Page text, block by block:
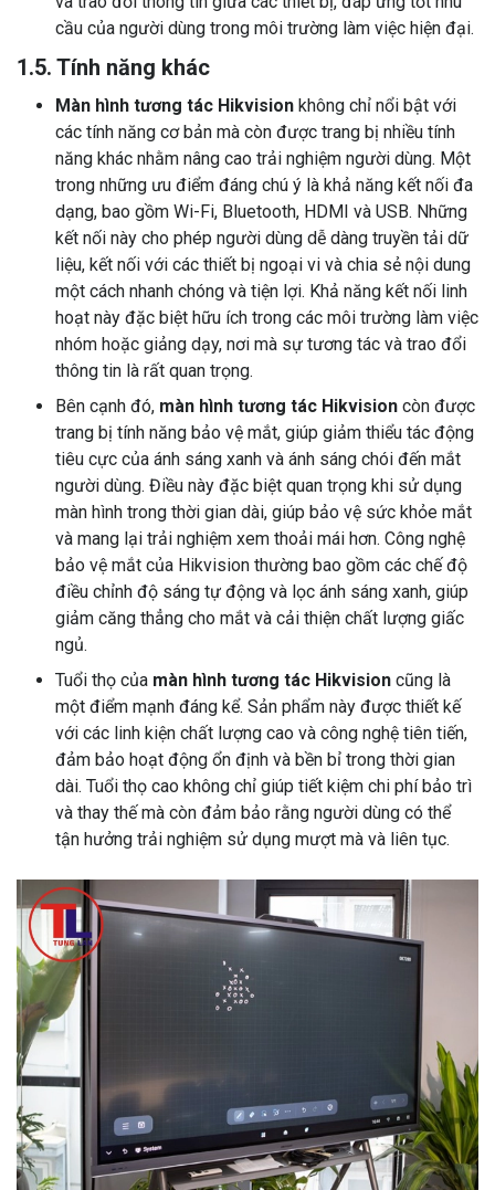
cầu của người dùng trong môi trường làm việc hiện đại.
1.5. Tính năng khác
Màn hình tương tác Hikvision không chỉ nổi bật với
các tính năng cơ bản mà còn được trang bị nhiều tính
năng khác nhằm nâng cao trải nghiệm người dùng. Một
trong những ưu điểm đáng chú ý là khả năng kết nối đa
dạng, bao gồm Wi-Fi, Bluetooth, HDMI và USB. Những
kết nối này cho phép người dùng dễ dàng truyền tải dữ
liệu, kết nối với các thiết bị ngoại vi và chia sẻ nội dung
một cách nhanh chóng và tiện lợi. Khả năng kết nối linh
hoạt này đặc biệt hữu ích trong các môi trường làm việc
nhóm hoặc giảng dạy, nơi mà sự tương tác và trao đổi
thông tin là rất quan trọng.
Bên cạnh đó, màn hình tương tác Hikvision còn được
trang bị tính năng bảo vệ mắt, giúp giảm thiểu tác động
tiêu cực của ánh sáng xanh và ánh sáng chói đến mắt
người dùng. Điều này đặc biệt quan trọng khi sử dụng
màn hình trong thời gian dài, giúp bảo vệ sức khỏe mắt
và mang lại trải nghiệm xem thoải mái hơn. Công nghệ
bảo vệ mắt của Hikvision thường bao gồm các chế độ
điều chỉnh độ sáng tự động và lọc ánh sáng xanh, giúp
giảm căng thẳng cho mắt và cải thiện chất lượng giấc
ngủ.
Tuổi thọ của màn hình tương tác Hikvision cũng là
một điểm mạnh đáng kể. Sản phẩm này được thiết kế
với các linh kiện chất lượng cao và công nghệ tiên tiến,
đảm bảo hoạt động ổn định và bền bỉ trong thời gian
dài. Tuổi thọ cao không chỉ giúp tiết kiệm chi phí bảo trì
và thay thế mà còn đảm bảo rằng người dùng có thể
tận hưởng trải nghiệm sử dụng mượt mà và liên tục.